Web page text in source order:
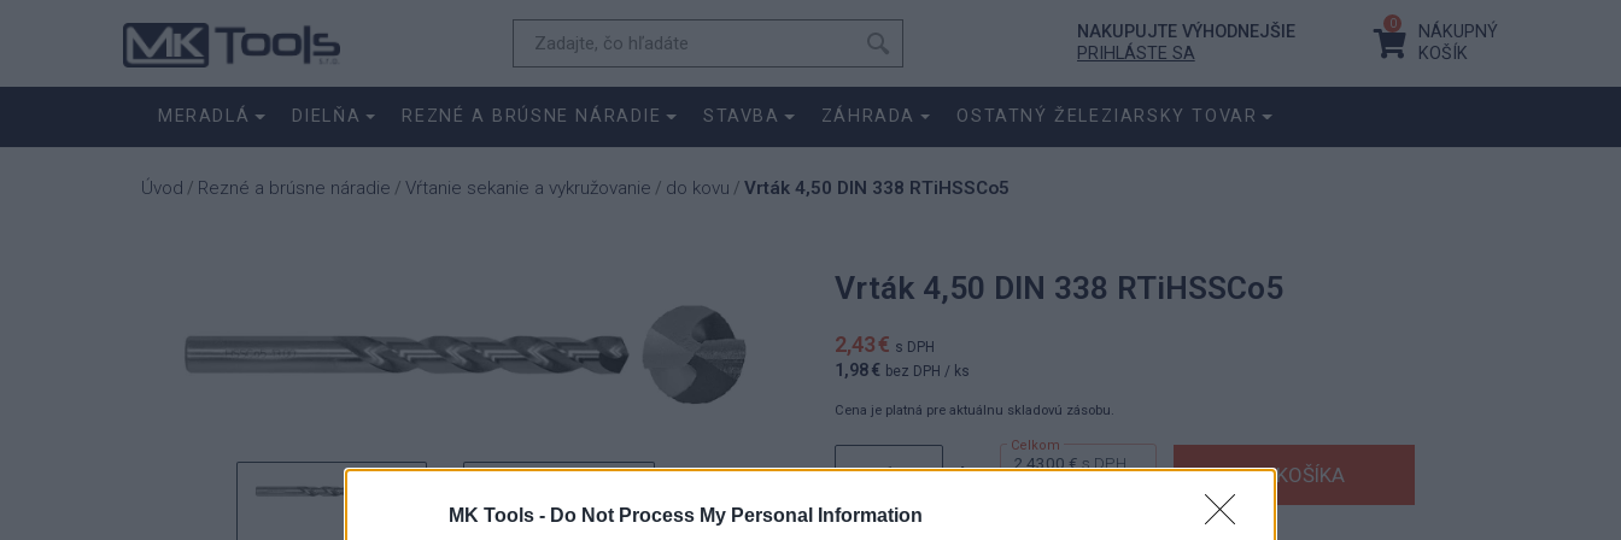
MK Tools - Do Not Process My Personal Information
NAKUPUJTE VÝHODNEJŠIE
PRIHLÁSTE SA
0
NÁKUPNÝ
KOŠÍK
MERADLÁ DIELŇA REZNÉ A BRÚSNE NÁRADIE STAVBA ZÁHRADA OSTATNÝ ŽELEZIARSKY TOVAR
Úvod / Rezné a brúsne náradie / Vŕtanie sekanie a vykružovanie / do kovu / Vrták 4,50 DIN 338 RTiHSSCo5
Vrták 4,50 DIN 338 RTiHSSCo5
2,43 € s DPH
1,98 € bez DPH / ks
Cena je platná pre aktuálnu skladovú zásobu.
ks 2.4300 €s DPH